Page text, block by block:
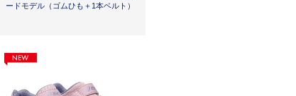
ードモデル（ゴムひも＋1本ベルト）